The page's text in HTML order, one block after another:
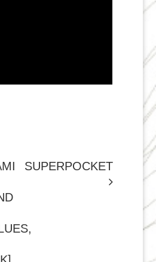
SUPERPOCKET